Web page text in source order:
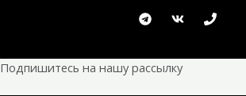
Подпишитесь на нашу рассылку